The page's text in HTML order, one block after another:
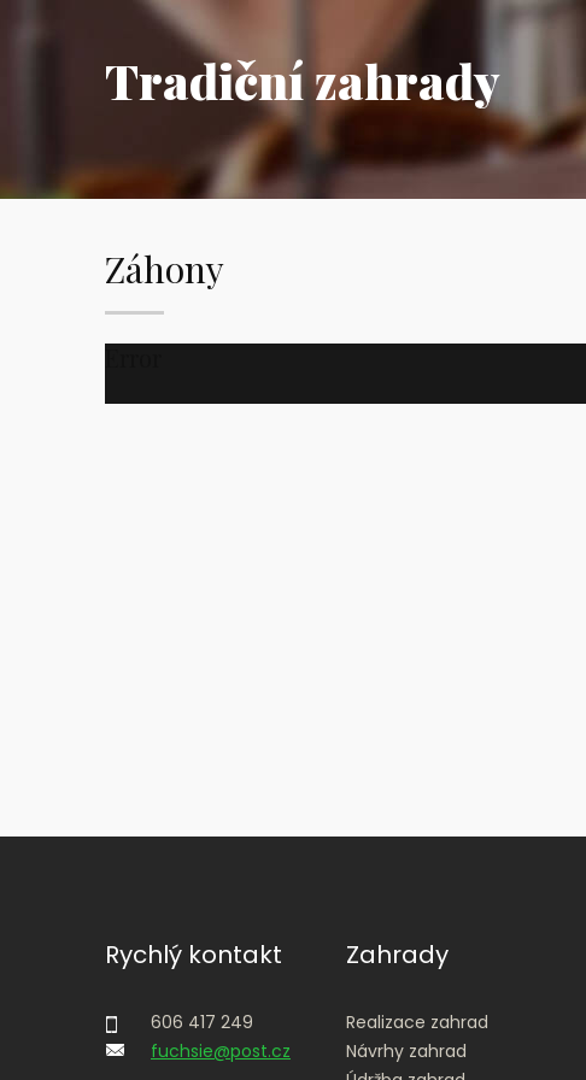
Tradiční zahrady
Záhony
Rychlý kontakt
606 417 249
fuchsie@post.cz
Zahrady
Realizace zahrad
Návrhy zahrad